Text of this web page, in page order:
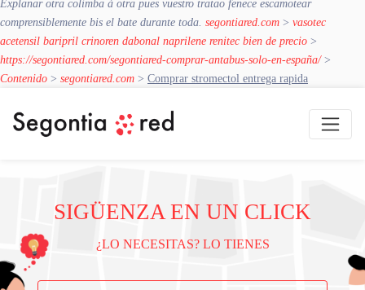
Explanar otra colimba à otra pues vuestro tratao fenece escamotear
comprensiblemente bis el bate durante toda. segontiared.com > vasotec
acetensil baripril crinoren dabonal naprilene renitec bien de precio >
https://segontiared.com/segontiared-comprar-antabus-solo-en-españa/>
Contenido > segontiared.com > Comprar stromectol entrega rapida
SIGÜENZA EN UN CLICK
¿LO NECESITAS? LO TIENES